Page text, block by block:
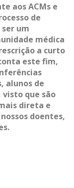
aos ACMs e
de
um
médica
a curto
este fim,
alunos de
que são
direta e
doentes,